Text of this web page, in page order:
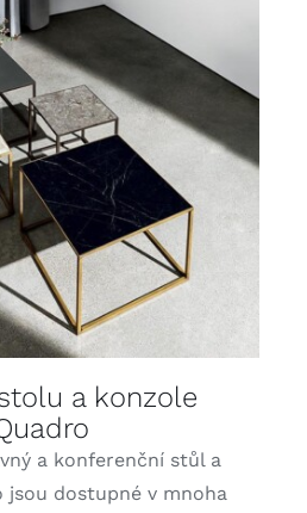
DETAILY
a konzole
a konferenční stůl a
jsou dostupné v mnoha